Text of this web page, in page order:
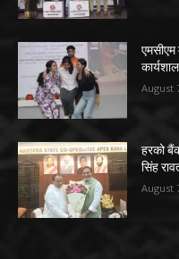
एमसीएम
August
हरको
सिंह
August